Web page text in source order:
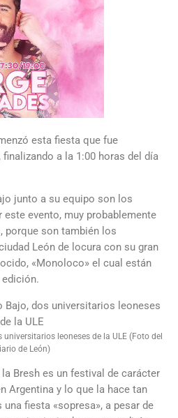
esta fiesta que fue
a la 1:00 horas del día
junto a su equipo son los
este evento, muy probablemente
porque son también los
León de locura con su gran
«Monoloco» el cual están
edición.
universitarios leoneses de la ULE (Foto del
de León)
Bresh es un festival de carácter
Argentina y lo que la hace tan
fiesta «sopresa», a pesar de